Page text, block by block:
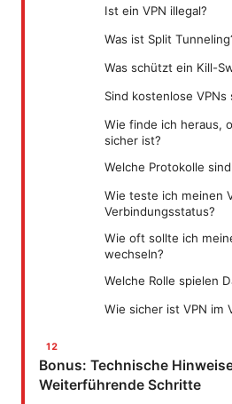
Ist ein VPN illegal?
Was ist Split
Was schützt ein Kill-
Sind kostenlose VPNs
Wie finde ich heraus,
sicher ist?
Welche Protokolle
Wie teste ich meinen
Verbindungsstatus?
Wie oft sollte ich
wechseln?
Welche Rolle spielen
Wie sicher ist VPN im
Bonus: Technische
Weiterführende Schritte